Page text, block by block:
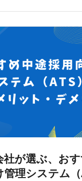
社が選ぶ、お
理システム（